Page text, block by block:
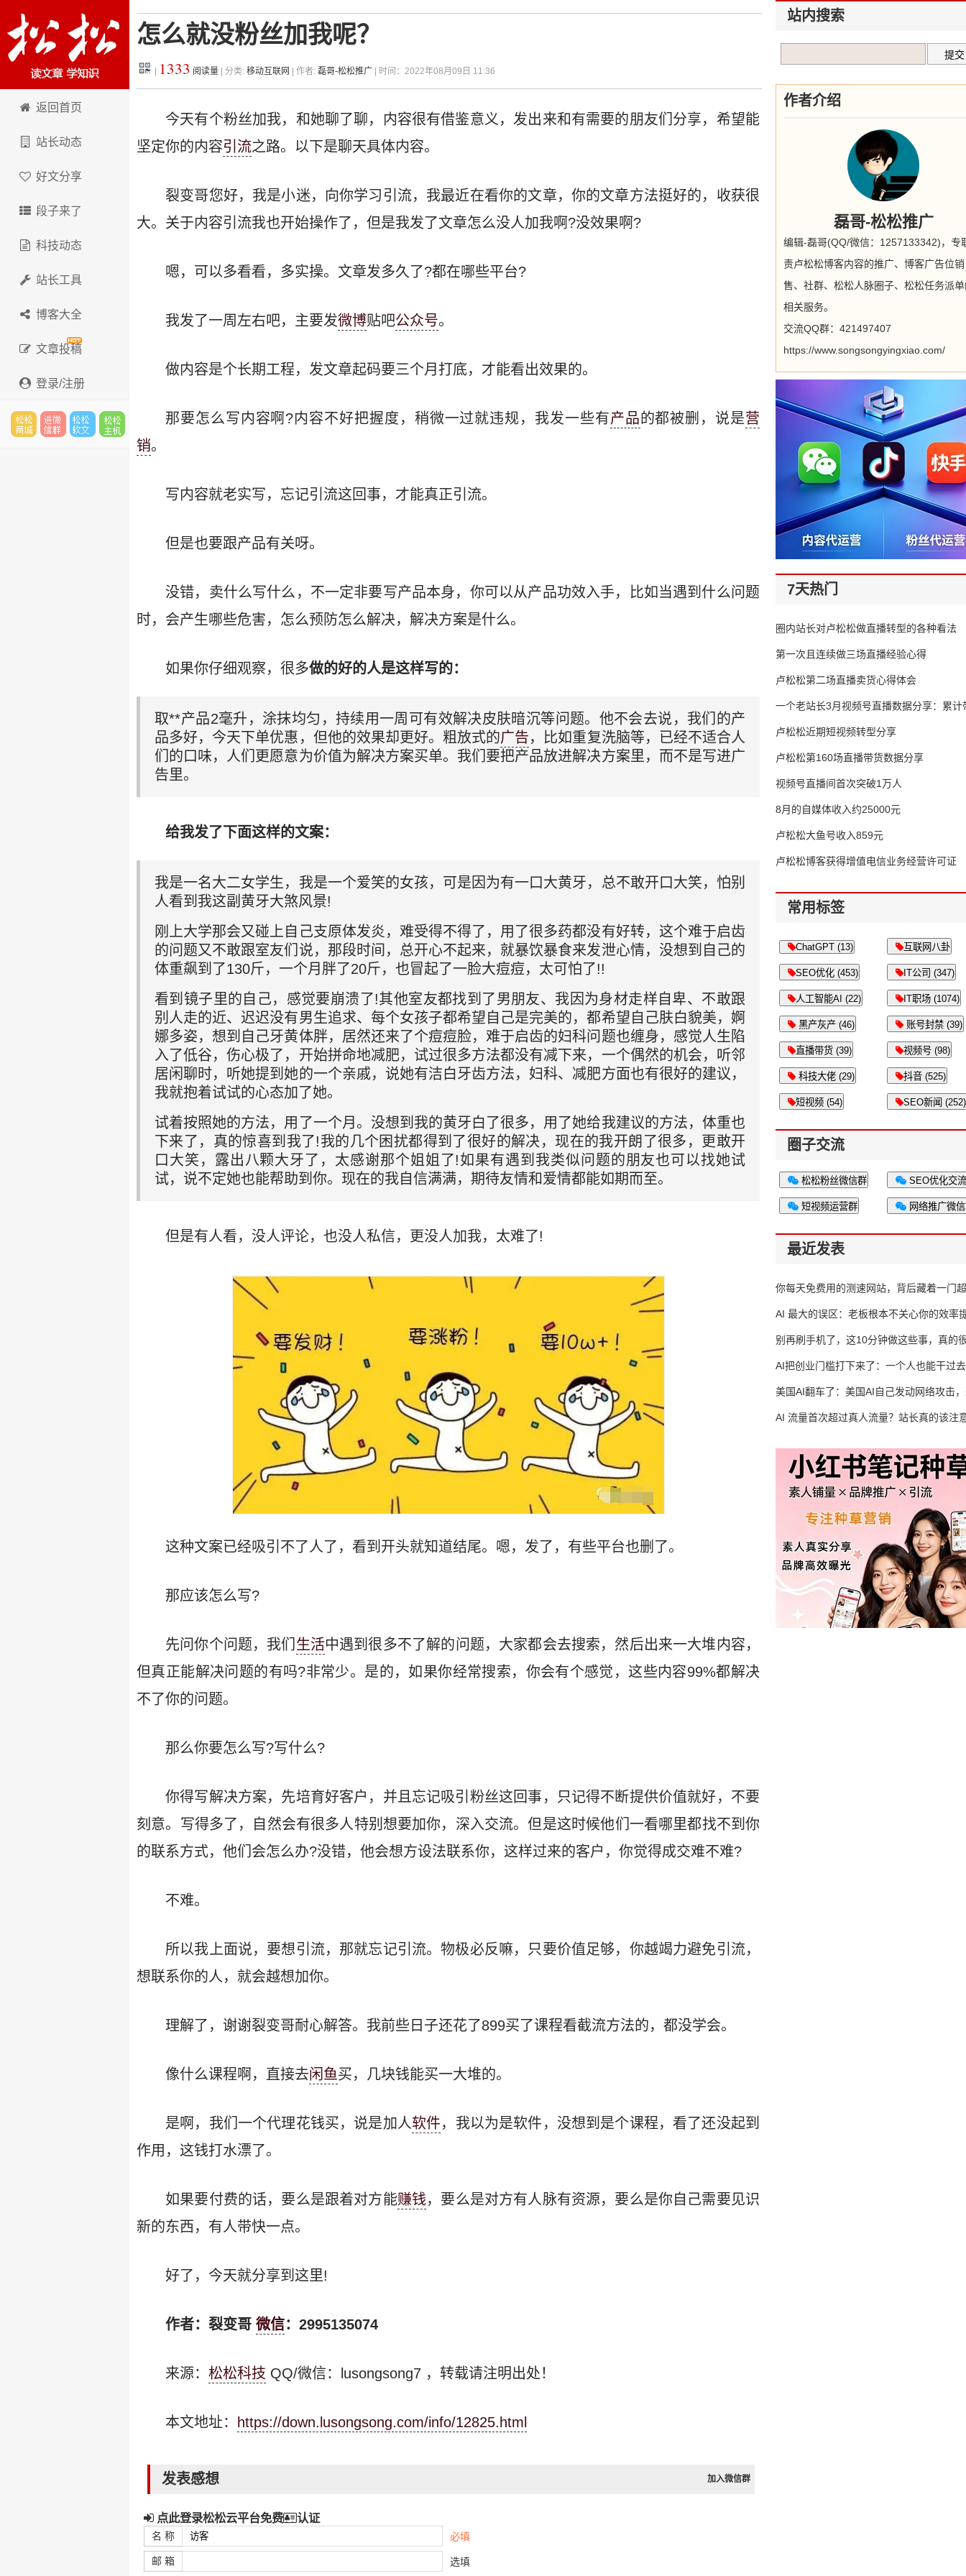
松松科技
返回首页
站长动态
好文分享
段子来了
科技动态
站长工具
博客大全
文章投稿
登录/注册
怎么就没粉丝加我呢？
1333 阅读量 | 分类: 移动互联网 | 作者: 磊哥-松松推广 | 时间：2022年08月09日 11:36
今天有个粉丝加我，和她聊了聊，内容很有借鉴意义，发出来和有需要的朋友们分享，希望能
坚定你的内容引流之路。以下是聊天具体内容。
裂变哥您好，我是小迷，向你学习引流，我最近在看你的文章，你的文章方法挺好的，收获很
大。关于内容引流我也开始操作了，但是我发了文章怎么没人加我啊?没效果啊?
嗯，可以多看看，多实操。文章发多久了?都在哪些平台?
我发了一周左右吧，主要发微博贴吧公众号。
做内容是个长期工程，发文章起码要三个月打底，才能看出效果的。
那要怎么写内容啊?内容不好把握度，稍微一过就违规，我发一些有产品的都被删，说是营
销。
写内容就老实写，忘记引流这回事，才能真正引流。
但是也要跟产品有关呀。
没错，卖什么写什么，不一定非要写产品本身，你可以从产品功效入手，比如当遇到什么问题
时，会产生哪些危害，怎么预防怎么解决，解决方案是什么。
如果你仔细观察，很多做的好的人是这样写的：
取**产品2毫升，涂抹均匀，持续用一周可有效解决皮肤暗沉等问题。他不会去说，我们的产
品多好，今天下单优惠，但他的效果却更好。粗放式的广告，比如重复洗脑等，已经不适合人
们的口味，人们更愿意为价值为解决方案买单。我们要把产品放进解决方案里，而不是写进广
告里。
给我发了下面这样的文案：
我是一名大二女学生，我是一个爱笑的女孩，可是因为有一口大黄牙，总不敢开口大笑，怕别
人看到我这副黄牙大煞风景!
刚上大学那会又碰上自己支原体发炎，难受得不得了，用了很多药都没有好转，这个难于启齿
的问题又不敢跟室友们说，那段时间，总开心不起来，就暴饮暴食来发泄心情，没想到自己的
体重飙到了130斤，一个月胖了20斤，也冒起了一脸大痘痘，太可怕了!!
看到镜子里的自己，感觉要崩溃了!其他室友都找到了男朋友、我因为身材走样自卑、不敢跟
别人走的近、迟迟没有男生追求、每个女孩子都希望自己是完美的，都希望自己肤白貌美，婀
娜多姿，想到自己牙黄体胖，居然还来了个痘痘脸，难于启齿的妇科问题也缠身，感觉人生陷
入了低谷，伤心极了，开始拼命地减肥，试过很多方法都没有减下来，一个偶然的机会，听邻
居闲聊时，听她提到她的一个亲戚，说她有洁白牙齿方法，妇科、减肥方面也有很好的建议，
我就抱着试试的心态加了她。
试着按照她的方法，用了一个月。没想到我的黄牙白了很多，用了她给我建议的方法，体重也
下来了，真的惊喜到我了!我的几个困扰都得到了很好的解决，现在的我开朗了很多，更敢开
口大笑，露出八颗大牙了，太感谢那个姐姐了!如果有遇到我类似问题的朋友也可以找她试
试，说不定她也能帮助到你。现在的我自信满满，期待友情和爱情都能如期而至。
但是有人看，没人评论，也没人私信，更没人加我，太难了!
这种文案已经吸引不了人了，看到开头就知道结尾。嗯，发了，有些平台也删了。
那应该怎么写?
先问你个问题，我们 生活中遇到很多不了解的问题，大家都会去搜索，然后出来一大堆内容，
但真正能解决问题的有吗?非常少。是的，如果你经常搜索，你会有个感觉，这些内容99%都解决
不了你的问题。
那么你要怎么写?写什么?
你得写解决方案，先培育好客户，并且忘记吸引粉丝这回事，只记得不断提供价值就好，不要
刻意。写得多了，自然会有很多人特别想要加你，深入交流。但是这时候他们一看哪里都找不到你
的联系方式，他们会怎么办?没错，他会想方设法联系你，这样过来的客户，你觉得成交难不难?
不难。
所以我上面说，要想引流，那就忘记引流。物极必反嘛，只要价值足够，你越竭力避免引流，
想联系你的人，就会越想加你。
理解了，谢谢裂变哥耐心解答。我前些日子还花了899买了课程看截流方法的，都没学会。
像什么课程啊，直接去闲鱼买，几块钱能买一大堆的。
是啊，我们一个代理花钱买，说是加人软件，我以为是软件，没想到是个课程，看了还没起到
作用，这钱打水漂了。
如果要付费的话，要么是跟着对方能赚钱，要么是对方有人脉有资源，要么是你自己需要见识
新的东西，有人带快一点。
好了，今天就分享到这里!
作者：裂变哥 微信：2995135074
来源： 松松科技 QQ/微信：lusongsong7 ，转载请注明出处！
本文地址： https://down.lusongsong.com/info/12825.html
发表感想 加入微信群
点此登录松松云平台免费 认证
名 称 必填
邮 箱 选填
站内搜索
作者介绍
磊哥-松松推广
编辑-磊哥(QQ/微信：1257133342)，专
责卢松松博客内容的推广、博客广告位销
售、社群、松松人脉圈子、松松任务派
相关服务。
交流QQ群：421497407
https://www.songsongyingxiao.com/
7天热门
圈内站长对卢松松做直播转型的各种看法
第一次且连续做三场直播经验心得
卢松松第二场直播卖货心得体会
一个老站长3月视频号直播数据分享：累计
65万
卢松松近期短视频转型分享
卢松松第160场直播带货数据分享
视频号直播间首次突破1万人
8月的自媒体收入约25000元
卢松松大鱼号收入859元
卢松松博客获得增值电信业务经营许可证
常用标签
ChatGPT (13) 互联网八卦
SEO优化 (453) IT公司 (347)
人工智能AI (22) IT职场 (1074)
黑产灰产 (46) 账号封禁 (39)
直播带货 (39) 视频号 (98)
科技大佬 (29) 抖音 (525)
短视频 (54) SEO新闻 (252)
圈子交流
松松粉丝微信群 SEO优化交
短视频运营群 网络推广微
最近发表
你每天免费用的测速网站，背后藏着一门
生意
AI 最大的误区：老板根本不关心你的效率
别再刷手机了，这10分钟做这些事，真的
AI把创业门槛打下来了：一个人也能干过
人的活
美国AI翻车了：美国AI自己发动网络攻击
竟然靠中国AI帮忙善后
AI 流量首次超过真人流量？站长真的该注